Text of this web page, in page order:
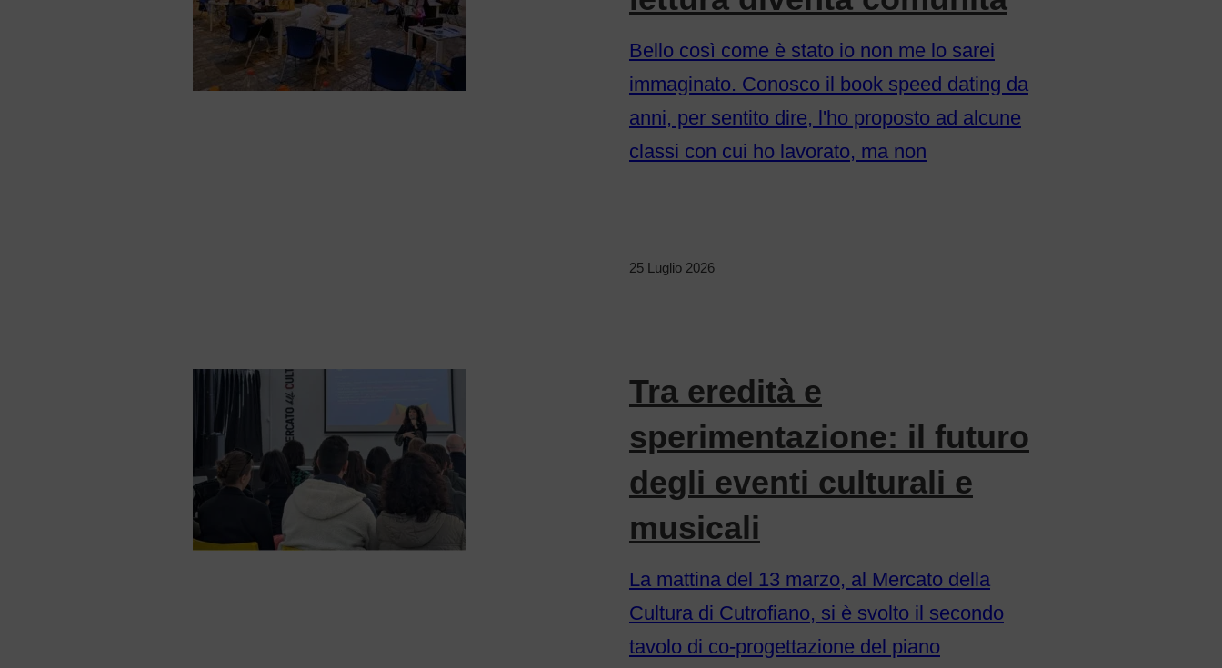
Bello così come è stato io non me lo sarei
immaginato. Conosco il book speed dating da
anni, per sentito dire, l'ho proposto ad alcune
classi con cui ho lavorato, ma non
25 Luglio 2026
Tra eredità e
sperimentazione: il futuro
degli eventi culturali e
musicali
La mattina del 13 marzo, al Mercato della
Cultura di Cutrofiano, si è svolto il secondo
tavolo di co-progettazione del piano